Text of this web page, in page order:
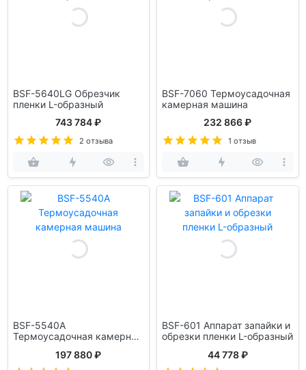
BSF-5640LG Обрезчик
пленки L-образный
743 784 ₽
2 отзыва
BSF-7060 Термоусадочная
камерная машина
232 866 ₽
1 отзыв
BSF-5540A
Термоусадочная камерная
197 880 ₽
BSF-601 Аппарат запайки и
обрезки пленки L-образный
44 778 ₽